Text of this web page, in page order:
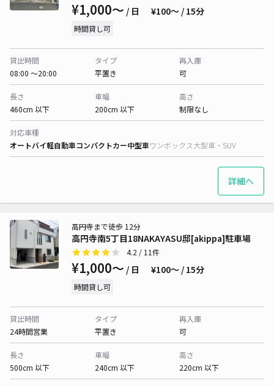
¥1,000〜 / 日 ¥100〜 / 15分
時間貸し可
貸出時間
08:00 〜20:00
タイプ
平置き
再入庫
可
長さ
460cm 以下
車幅
200cm 以下
高さ
制限なし
対応車種
オートバイ軽自動車コンパクトカー中型車ワンボックス大型車・SUV
詳細へ
高円寺南5丁目18NAKAYASU邸[akippa]駐車場
高円寺まで徒歩 12分
4.2 / 11件
¥1,000〜 / 日 ¥100〜 / 15分
時間貸し可
貸出時間
24時間営業
タイプ
平置き
再入庫
可
長さ
500cm 以下
車幅
240cm 以下
高さ
220cm 以下